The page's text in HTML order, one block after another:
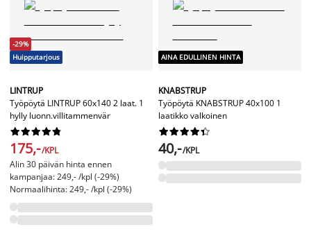
-29%
Huipputarjous
LINTRUP
Työpöytä LINTRUP 60x140 2 laat. 1
hylly luonn.villitammenvär






175,-/KPL
Alin 30 päivän hinta ennen
kampanjaa: 249,- /kpl (-29%)
Normaalihinta: 249,- /kpl (-29%)
AINA EDULLINEN HINTA
KNABSTRUP
Työpöytä KNABSTRUP 40x100 1
laatikko valkoinen






40,-/KPL